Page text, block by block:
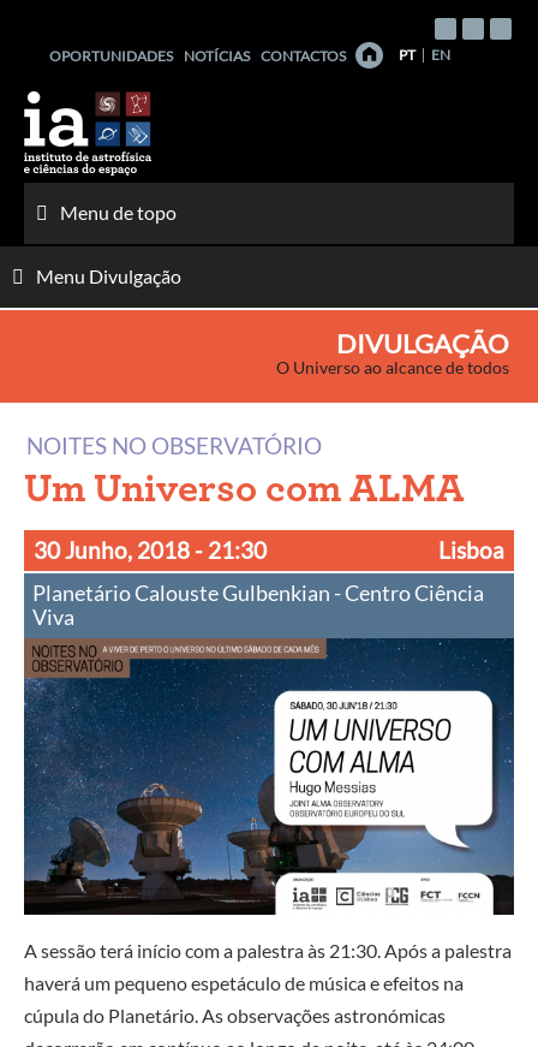
conteúdo
OPORTUNIDADES NOTÍCIAS CONTACTOS PT EN
Menu de topo
Menu Divulgação
DIVULGAÇÃO
O Universo ao alcance de todos
NOITES NO OBSERVATÓRIO
Um Universo com ALMA
30 Junho, 2018 - 21:30 Lisboa
Planetário Calouste Gulbenkian - Centro Ciência
Viva
A sessão terá início com a palestra às 21:30. Após a palestra
haverá um pequeno espetáculo de música e efeitos na
cúpula do Planetário. As observações astronómicas